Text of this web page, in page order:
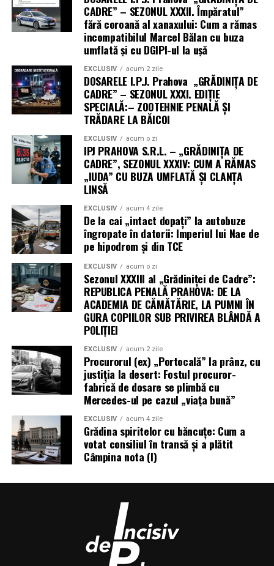
CADRE” – SEZONUL XXXII. Împăratul”
fără coroană al xanaxului: Cum a rămas
incompatibilul Marcel Bălan cu buza
umflată și cu DGIPI-ul la ușă
EXCLUSIV acum 2 zile
DOSARELE I.P.J. Prahova „GRĂDINIȚA DE
CADRE” – SEZONUL XXXI. EDIȚIE
SPECIALĂ:– ZOOTEHNIE PENALĂ ȘI
TRĂDARE LA BĂICOI
EXCLUSIV acum o zi
IPJ PRAHOVA S.R.L. – „GRĂDINIȚA DE
CADRE”, SEZONUL XXXIV: CUM A RĂMAS
„IUDA” CU BUZA UMFLATĂ ȘI CLANȚA
LINSĂ
EXCLUSIV acum 4 zile
De la cai „intact dopați” la autobuze
îngropate în datorii: Imperiul lui Nae de
pe hipodrom și din TCE
EXCLUSIV acum o zi
Sezonul XXXIII al „Grădiniței de Cadre”:
REPUBLICA PENALĂ PRAHOVA: DE LA
ACADEMIA DE CĂMĂTĂRIE, LA PUMNI ÎN
GURA COPIILOR SUB PRIVIREA BLÂNDĂ A
POLIȚIEI
EXCLUSIV acum 2 zile
Procurorul (ex) „Portocală” la prânz, cu
justiția la desert: Fostul procuror-
fabrică de dosare se plimbă cu
Mercedes-ul pe cazul „viața bună”
EXCLUSIV acum 4 zile
Grădina spiritelor cu băncuțe: Cum a
votat consiliul în transă și a plătit
Câmpina nota (I)